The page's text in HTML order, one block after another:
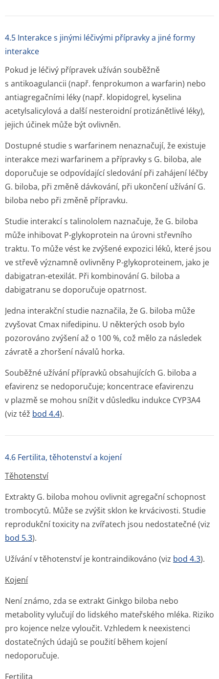
4.5 Interakce s jinými léčivými přípravky a jiné formy
interakce
Pokud je léčivý přípravek užíván souběžně
s antikoagulancii (např. fenprokumon a warfarin) nebo
antiagregačními léky (např. klopidogrel, kyselina
acetylsalicylová a další nesteroidní protizánětlivé léky),
jejich účinek může být ovlivněn.
Dostupné studie s warfarinem nenaznačují, že existuje
interakce mezi warfarinem a přípravky s G. biloba, ale
doporučuje se odpovídající sledování při zahájení léčby
G. biloba, při změně dávkování, při ukončení užívání G.
biloba nebo při změně přípravku.
Studie interakcí s talinololem naznačuje, že G. biloba
může inhibovat P-glykoprotein na úrovni střevního
traktu. To může vést ke zvýšené expozici léků, které jsou
ve střevě významně ovlivněny P-glykoproteinem, jako je
dabigatran-etexilát. Při kombinování G. biloba a
dabigatranu se doporučuje opatrnost.
Jedna interakční studie naznačila, že G. biloba může
zvyšovat Cmax nifedipinu. U některých osob bylo
pozorováno zvýšení až o 100 %, což mělo za následek
závratě a zhoršení návalů horka.
Souběžné užívání přípravků obsahujících G. biloba a
efavirenz se nedoporučuje; koncentrace efavirenzu
v plazmě se mohou snížit v důsledku indukce CYP3A4
(viz též bod 4.4).
4.6 Fertilita, těhotenství a kojení
Těhotenství
Extrakty G. biloba mohou ovlivnit agregační schopnost
trombocytů. Může se zvýšit sklon ke krvácivosti. Studie
reprodukční toxicity na zvířatech jsou nedostatečné (viz
bod 5.3).
Užívání v těhotenství je kontraindikováno (viz bod 4.3).
Kojení
Není známo, zda se extrakt Ginkgo biloba nebo
metabolity vylučují do lidského mateřského mléka. Riziko
pro kojence nelze vyloučit. Vzhledem k neexistenci
dostatečných údajů se použití během kojení
nedoporučuje.
Fertilita